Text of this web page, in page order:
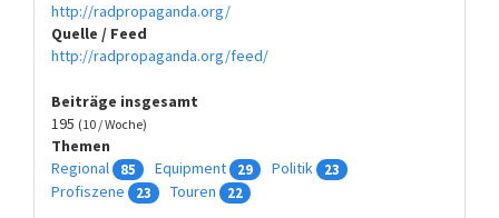
http://radpropaganda.org/
Quelle / Feed
http://radpropaganda.org/feed/
Beiträge insgesamt
195 (10 / Woche)
Themen
Regional
85 Equipment 29 Politik 23
Profiszene 23 Touren 22